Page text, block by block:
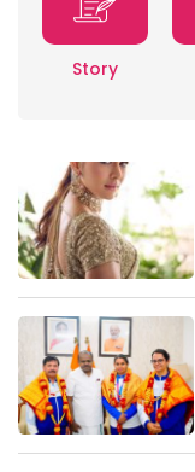
Story